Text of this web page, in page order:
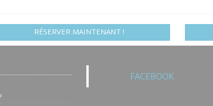
RÉSERVER MAINTENANT !
FACEBOOK